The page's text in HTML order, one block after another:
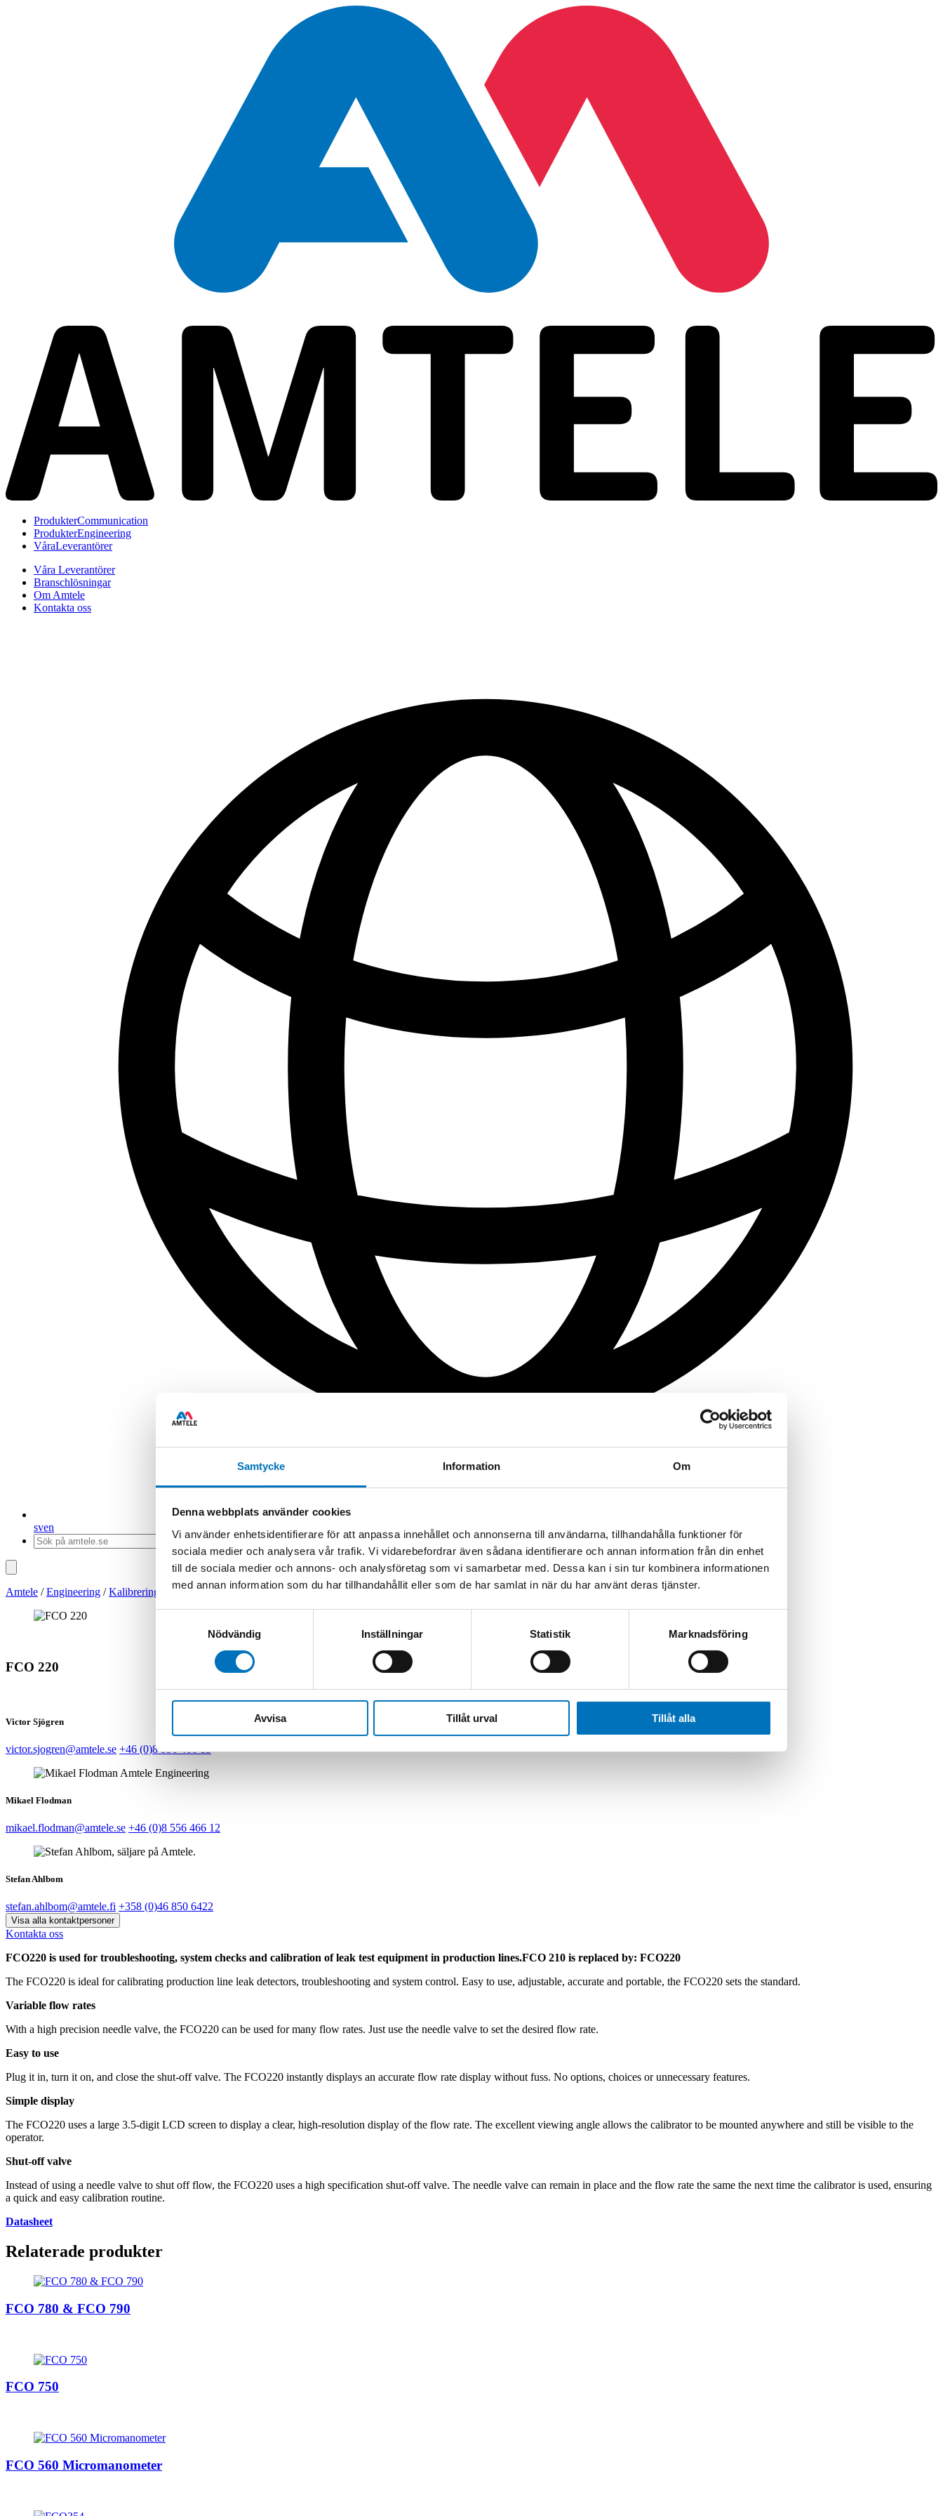
Samtycke Information Om
Denna webbplats använder cookies
Vi använder enhetsidentifierare för att anpassa innehållet och annonserna till användarna, tillhandahålla funktioner för
sociala medier och analysera vår trafik. Vi vidarebefordrar även sådana identifierare och annan information från din enhet
till de sociala medier och annons- och analysföretag som vi samarbetar med. Dessa kan i sin tur kombinera informationen
med annan information som du har tillhandahållit eller som de har samlat in när du har använt deras tjänster.
Nödvändig
Inställningar Statistik Marknadsföring
Avvisa Tillåt urval Tillåt alla
ProdukterCommunication
ProdukterEngineering
VåraLeverantörer
Våra Leverantörer
Branschlösningar
Om Amtele
Kontakta oss
sven
Amtele /Engineering /Kalibrering Flödeskalibratorer/Kalibrering
FCO 220
Victor Sjögren
victor.sjogren@amtele.se +46 (0)8 556 466 15
Mikael Flodman
mikael.flodman@amtele.se +46 (0)8 556 466 12
Stefan Ahlbom
stefan.ahlbom@amtele.fi +358 (0)46 850 6422
Visa alla kontaktpersoner
Kontakta oss
FCO220 is used for troubleshooting, system checks and calibration of leak test equipment in production lines.FCO 210 is replaced by: FCO220
The FCO220 is ideal for calibrating production line leak detectors, troubleshooting and system control. Easy to use, adjustable, accurate and portable, the FCO220 sets the standard.
Variable flow rates
With a high precision needle valve, the FCO220 can be used for many flow rates. Just use the needle valve to set the desired flow rate.
Easy to use
Plug it in, turn it on, and close the shut-off valve. The FCO220 instantly displays an accurate flow rate display without fuss. No options, choices or unnecessary features.
Simple display
The FCO220 uses a large 3.5-digit LCD screen to display a clear, high-resolution display of the flow rate. The excellent viewing angle allows the calibrator to be mounted anywhere and still be visible to the
operator.
Shut-off valve
Instead of using a needle valve to shut off flow, the FCO220 uses a high specification shut-off valve. The needle valve can remain in place and the flow rate the same the next time the calibrator is used, ensuring
a quick and easy calibration routine.
Datasheet
Relaterade produkter
FCO 780 & FCO 790
FCO 750
FCO 560 Micromanometer